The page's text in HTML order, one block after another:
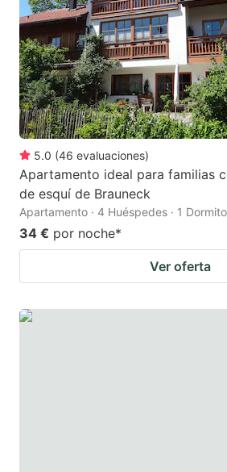
5.0 (46 evaluaciones)
Apartamento ideal para familias
de esquí de Brauneck
Apartamento · 4 Huéspedes · 1
34 € por noche*
Ver oferta